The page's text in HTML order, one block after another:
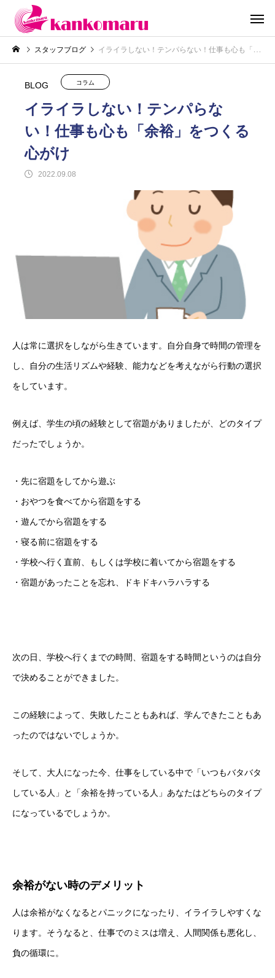
スタッフブログ イライラしない！テンパらない！仕事も心も「余裕」をつくる心がけ
BLOG コラム
イライラしない！テンパらな
い！仕事も心も「余裕」をつくる
心がけ
2022.09.08
人は常に選択をしながら生きています。自分自身で時間の管理を
し、自分の生活リズムや経験、能力などを考えながら行動の選択
をしています。
例えば、学生の頃の経験として宿題がありましたが、どのタイプ
だったでしょうか。
・先に宿題をしてから遊ぶ
・おやつを食べてから宿題をする
・遊んでから宿題をする
・寝る前に宿題をする
・学校へ行く直前、もしくは学校に着いてから宿題をする
・宿題があったことを忘れ、ドキドキハラハラする
次の日、学校へ行くまでの時間、宿題をする時間というのは自分
で決めることができました。
この経験によって、失敗したこともあれば、学んできたこともあ
ったのではないでしょうか。
そして、大人になった今、仕事をしている中で「いつもバタバタ
している人」と「余裕を持っている人」あなたはどちらのタイプ
になっているでしょうか。
余裕がない時のデメリット
人は余裕がなくなるとパニックになったり、イライラしやすくな
ります。そうなると、仕事でのミスは増え、人間関係も悪化し、
負の循環に。